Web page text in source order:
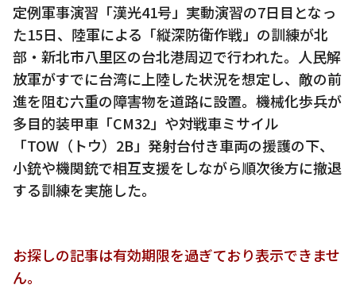
定例軍事演習「漢光41号」実動演習の7日目となっ
た15日、陸軍による「縦深防衛作戦」の訓練が北
部・新北市八里区の台北港周辺で行われた。人民解
放軍がすでに台湾に上陸した状況を想定し、敵の前
進を阻む六重の障害物を道路に設置。機械化歩兵が
多目的装甲車「CM32」や対戦車ミサイル
「TOW（トウ）2B」発射台付き車両の援護の下、
小銃や機関銃で相互支援をしながら順次後方に撤退
する訓練を実施した。
お探しの記事は有効期限を過ぎており表示できませ
ん。